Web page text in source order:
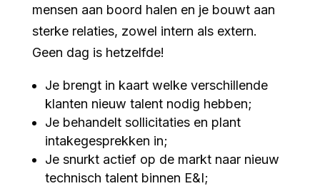
mensen aan boord halen en je bouwt aan
sterke relaties, zowel intern als extern.
Geen dag is hetzelfde!
Je brengt in kaart welke verschillende
klanten nieuw talent nodig hebben;
Je behandelt sollicitaties en plant
intakegesprekken in;
Je snurkt actief op de markt naar nieuw
technisch talent binnen E&I;